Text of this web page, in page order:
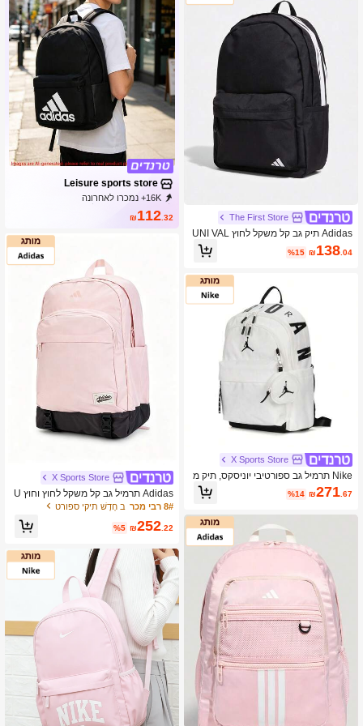
The First Store
Adidas תיק גב קל משקל לחוץ UNI VAL
3 BP 2026 קיץ חדש לגברים ונשים, תיק
גב מינימליסטי לנסיעות KZ2250
₪138.04
%15
X Sports Store
Nike תרמיל גב ספורטיבי יוניסקס, תיק מ
חשב נייד לסטודנטים, תרמיל יום קל מש
קל לטיולים חיצוניים, JD2513158AD-0
₪271.67
%14
Leisure sports store
16K+ נמכרו לאחרונה
₪112.32
X Sports Store
Adidas תרמיל גב קל משקל לחוץ וחוץ U
NI N C BP 26, חדש לקיץ, ורוד, תרמיל נ
8# רבי מכר ב חָדָשׁ תיקי ספורט
₪252.22
%5